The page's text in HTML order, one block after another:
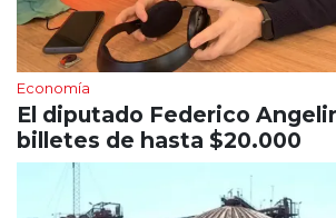
Economía
El diputado Federico
billetes de hasta $20.000